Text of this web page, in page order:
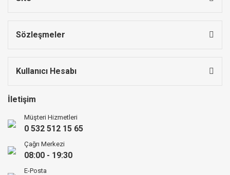
Sözleşmeler
Kullanıcı Hesabı
İletişim
Müşteri Hizmetleri
0 532 512 15 65
Çağrı Merkezi
08:00 - 19:30
E-Posta